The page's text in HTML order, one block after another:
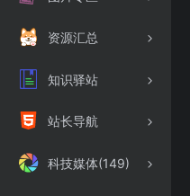
资源汇总
知识驿站
站长导航
科技媒体(149)